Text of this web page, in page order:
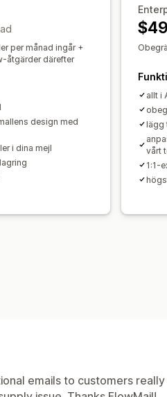
per månad ingår +
åtgärder därefter
design med
i dina mejl
allt i
lägg
vårt
1:1-
emails to customers